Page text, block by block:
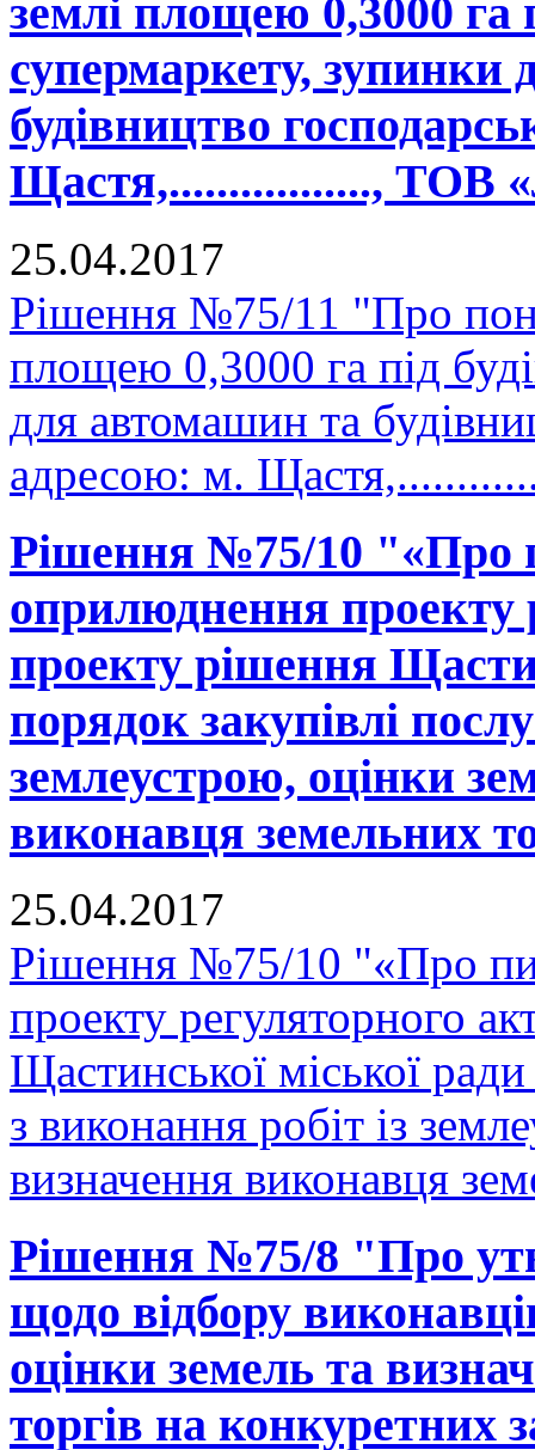
землі площею 0,3000 га
супермаркету,
будівництво
Щастя,................., ТОВ
25.04.2017
Рішення №75/11 "Про
площею 0,3000 га під
для автомашин та
адресою: м.
Рішення №75/10 "«Про
оприлюднення проекту
проекту рішення
порядок закупівлі
землеустрою, оцінки
виконавця земельних
25.04.2017
Рішення №75/10 "«Про
проекту регуляторного
Щастинської міської
з виконання робіт із
визначення виконавця
Рішення №75/8 "Про
щодо відбору
оцінки земель та
торгів на конкуретних